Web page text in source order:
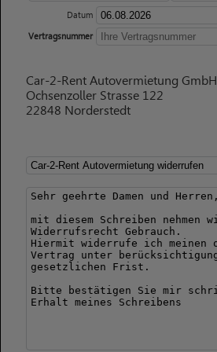
Datum
Vertragsnummer
Car-2-Rent Autovermietung GmbH
Ochsenzoller Strasse 122
22848 Norderstedt